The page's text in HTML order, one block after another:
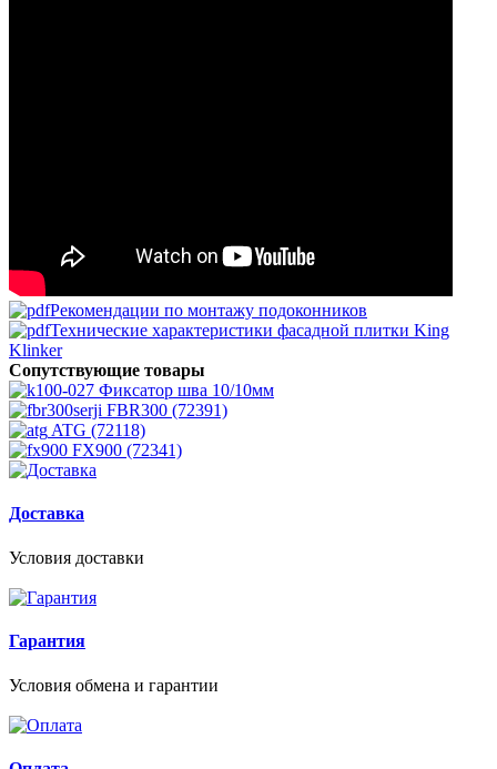
Рекомендации по монтажу подоконников
Технические характеристики фасадной плитки King
Klinker
Сопутствующие товары
Фиксатор шва 10/10мм
FBR300 (72391)
ATG (72118)
FX900 (72341)
Доставка
Условия доставки
Гарантия
Условия обмена и гарантии